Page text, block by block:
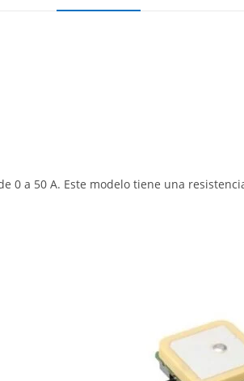
0 a 50 A. Este modelo tiene una